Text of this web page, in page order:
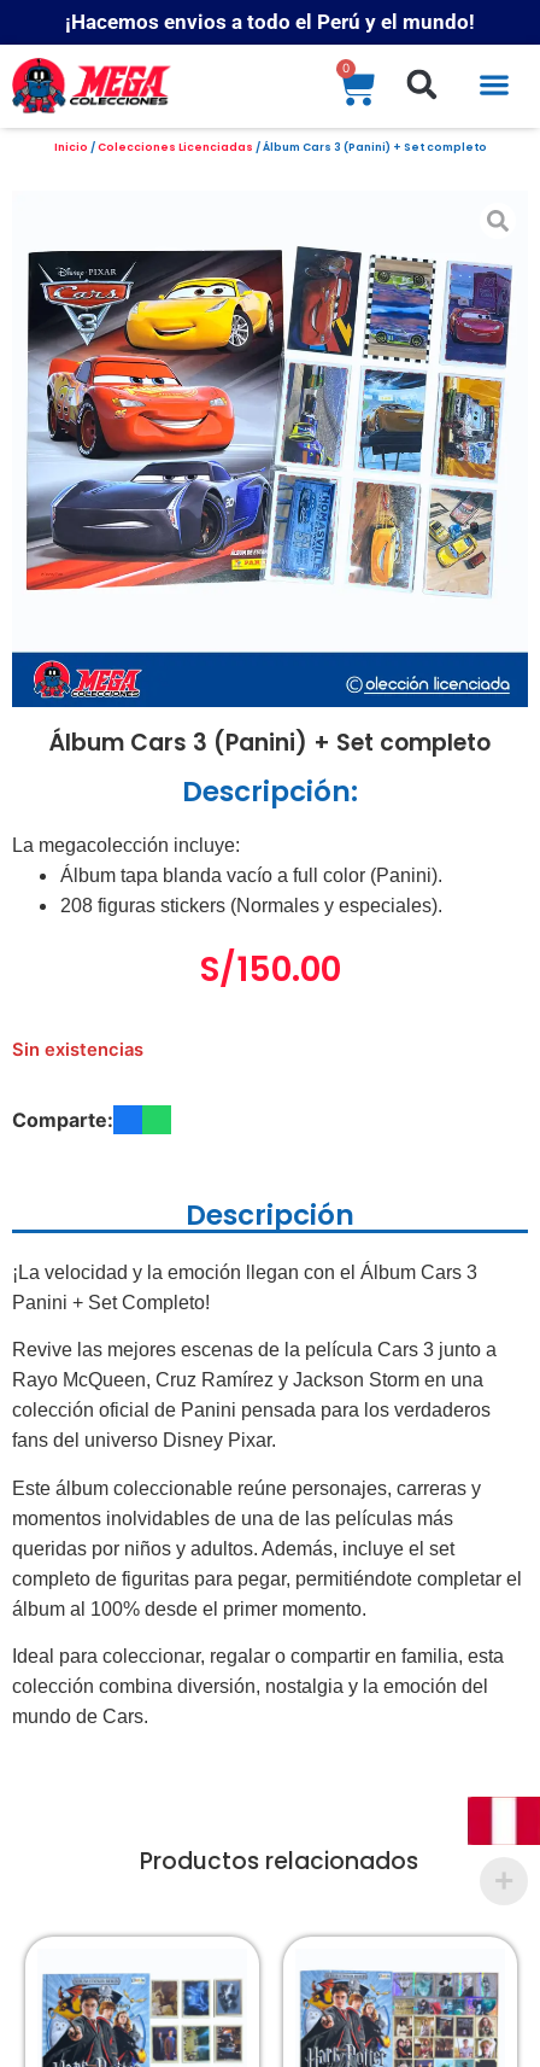
¡Hacemos envios a todo el Perú y el mundo!
0
Inicio /Colecciones Licenciadas / Álbum Cars 3 (Panini) + Set completo
Álbum Cars 3 (Panini) + Set completo
Descripción:
La megacolección incluye:
Álbum tapa blanda vacío a full color (Panini).
208 figuras stickers (Normales y especiales).
S/150.00
Sin existencias
Comparte:
Descripción
¡La velocidad y la emoción llegan con el Álbum Cars 3
Panini + Set Completo!
Revive las mejores escenas de la película Cars 3 junto a
Rayo McQueen, Cruz Ramírez y Jackson Storm en una
colección oficial de Panini pensada para los verdaderos
fans del universo Disney Pixar.
Este álbum coleccionable reúne personajes, carreras y
momentos inolvidables de una de las películas más
queridas por niños y adultos. Además, incluye el set
completo de figuritas para pegar, permitiéndote completar el
álbum al 100% desde el primer momento.
Ideal para coleccionar, regalar o compartir en familia, esta
colección combina diversión, nostalgia y la emoción del
mundo de Cars.
Productos relacionados